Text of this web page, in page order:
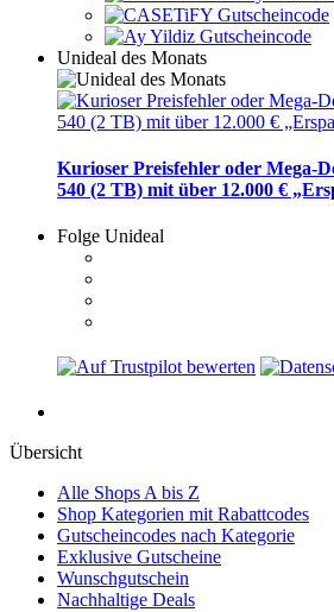
Unideal des Monats
Kurioser Preisfehler oder Mega-
540 (2 TB) mit über 12.000 €
Folge Unideal
Übersicht
Alle Shops A bis Z
Shop Kategorien mit Rabattcodes
Gutscheincodes nach Kategorie
Exklusive Gutscheine
Wunschgutschein
Nachhaltige Deals